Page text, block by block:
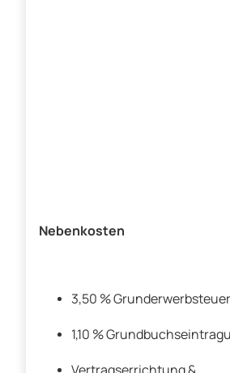
Nebenkosten
3,50 % Grunderwerbsteuer
1,10 %